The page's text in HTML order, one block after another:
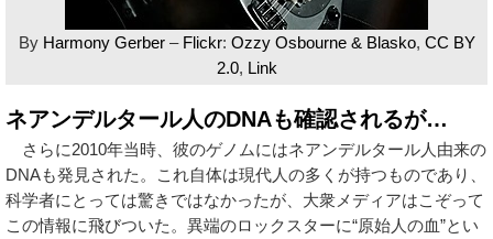
By Harmony Gerber– Flickr: Ozzy Osbourne & Blasko, CC BY
2.0, Link
ネアンデルタール人のDNAも確認されるが…
さらに2010年当時、彼のゲノムにはネアンデルタール人由来の
DNAも発見された。これ自体は現代人の多くが持つものであり、
科学者にとっては驚きではなかったが、大衆メディアはこぞって
この情報に飛びついた。異端のロックスターに“原始人の血”とい